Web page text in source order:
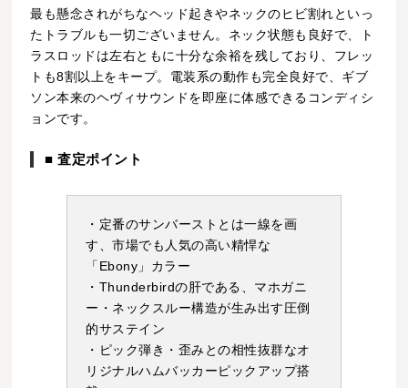
最も懸念されがちなヘッド起きやネックのヒビ割れといっ
たトラブルも一切ございません。ネック状態も良好で、ト
ラスロッドは左右ともに十分な余裕を残しており、フレッ
トも8割以上をキープ。電装系の動作も完全良好で、ギブ
ソン本来のヘヴィサウンドを即座に体感できるコンディシ
ョンです。
■ 査定ポイント
・定番のサンバーストとは一線を画
す、市場でも人気の高い精悍な
「Ebony」カラー
・Thunderbirdの肝である、マホガニ
ー・ネックスルー構造が生み出す圧倒
的サステイン
・ピック弾き・歪みとの相性抜群なオ
リジナルハムバッカーピックアップ搭